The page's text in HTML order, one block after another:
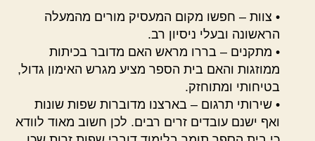
• צוות – חפשו מקום המעסיק מורים מהמעלה
הראשונה ובעלי ניסיון רב.
• מתקנים – בררו מראש האם מדובר בכיתות
ממוזגות והאם בית הספר מציע מגרש האימון גדול,
בטיחותי ומתוחזק.
• שירותי תרגום – בארצנו מדוברות שפות שונות
ואף ישנם עובדים זרים רבים. לכן חשוב מאוד לוודא